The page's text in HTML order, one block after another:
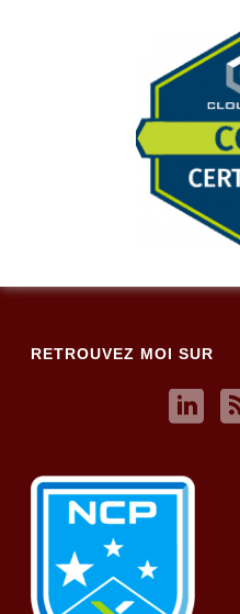
RETROUVEZ MOI SUR